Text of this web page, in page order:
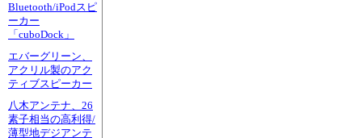
Bluetooth/iPodスピ
ーカー
「cuboDock」
エバーグリーン、
アクリル製のアク
ティブスピーカー
八木アンテナ、26
素子相当の高利得/
薄型地デジアンテ